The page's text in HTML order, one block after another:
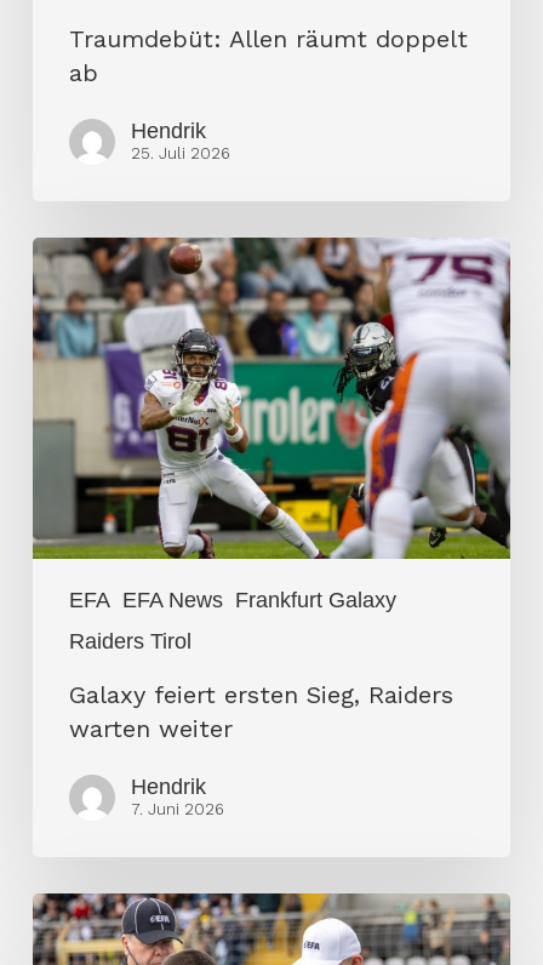
Traumdebüt: Allen räumt doppelt
ab
Hendrik
25. Juli 2026
EFA EFA News Frankfurt Galaxy
Raiders Tirol
Galaxy
feiert
ersten
Sieg,
warten
Galaxy feiert ersten Sieg, Raiders
warten weiter
Hendrik
7. Juni 2026
Keine
Überraschungen